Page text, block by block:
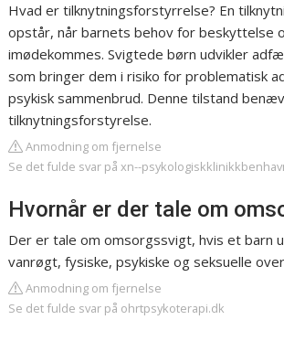
Hvad er tilknytningsforstyrrelse? En
opstår, når barnets behov for beskyttelse
imødekommes. Svigtede børn udvikler
som bringer dem i risiko for problematisk
psykisk sammenbrud. Denne tilstand
tilknytningsforstyrelse.
Anmodning om fjernelse
Se det fulde svar på xn--
Hvornår er der tale om
Der er tale om omsorgssvigt, hvis et barn
vanrøgt, fysiske, psykiske og seksuelle
Anmodning om fjernelse
Se det fulde svar på ohrtpsykoterapi.dk